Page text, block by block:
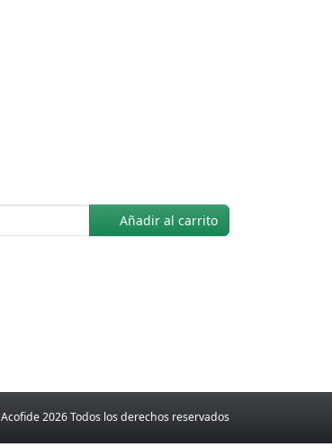
Añadir al carrito
Acofide 2026 Todos los derechos reservados